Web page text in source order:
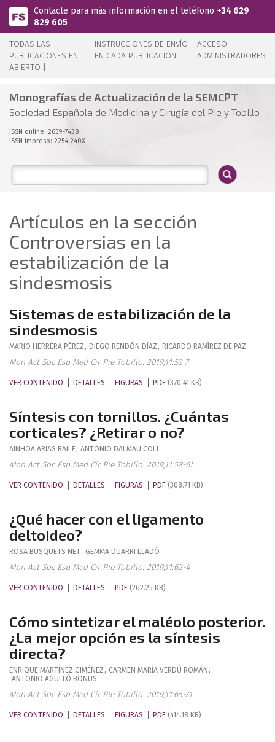
Pasar al contenido principal
Contacte para más información en el teléfono +34 629
829 605
TODAS LAS
PUBLICACIONES EN
ABIERTO |
INSTRUCCIONES DE ENVÍO
EN CADA PUBLICACIÓN |
ACCESO
ADMINISTRADORES
Monografías de Actualización de la SEMCPT
Sociedad Española de Medicina y Cirugía del Pie y Tobillo
ISSN online: 2659-7438
ISSN impreso: 2254-240X
Artículos en la sección
Controversias en la
estabilización de la
sindesmosis
Sistemas de estabilización de la
sindesmosis
MARIO HERRERA PÉREZ , DIEGO RENDÓN DÍAZ , RICARDO RAMÍREZ DE PAZ
Mon Act Soc Esp Med Cir Pie Tobillo. 2019;11:52-7
VER CONTENIDO DETALLES FIGURAS PDF (370.41 KB)
Síntesis con tornillos. ¿Cuántas
corticales? ¿Retirar o no?
AINHOA ARIAS BAILE, ANTONIO DALMAU COLL
Mon Act Soc Esp Med Cir Pie Tobillo. 2019;11:58-61
VER CONTENIDO DETALLES FIGURAS PDF (308.71 KB)
¿Qué hacer con el ligamento
deltoideo?
ROSA BUSQUETS NET, GEMMA DUARRI LLADÓ
Mon Act Soc Esp Med Cir Pie Tobillo. 2019;11:62-4
VER CONTENIDO DETALLES PDF (262.25 KB)
Cómo sintetizar el maléolo posterior.
¿La mejor opción es la síntesis
directa?
ENRIQUE MARTÍNEZ GIMÉNEZ , CARMEN MARÍA VERDÚ ROMÁN ,
ANTONIO AGULLÓ BONUS
Mon Act Soc Esp Med Cir Pie Tobillo. 2019;11:65-71
VER CONTENIDO DETALLES FIGURAS PDF (414.18 KB)